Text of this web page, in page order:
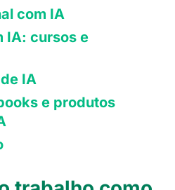
com IA
IA: cursos e
IA
e produtos